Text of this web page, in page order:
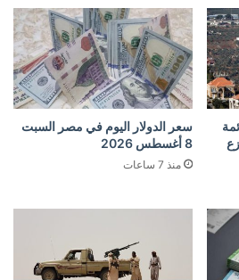
سعر الدولار اليوم في مصر السبت
8 أغسطس 2026
منذ 7 ساعات